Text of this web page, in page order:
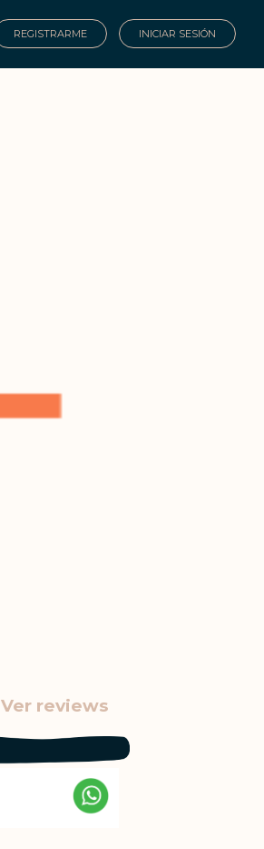
REGISTRARME INICIAR SESIÓN
Ver reviews